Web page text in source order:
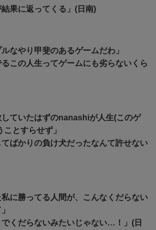
結果に返ってくる」(日南)
ルなやり甲斐のあるゲームだわ」
るこの人生ってゲームにも劣らないくら
していたはずのnanashiが人生(このゲ
とすらせず」
てばかりの負け犬だったなんて許せない
私に勝ってる人間が、こんなくだらない
でくだらないみたいじゃない…！」(日